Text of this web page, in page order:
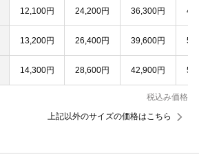
12,100円 24,200円 36,300円
13,200円 26,400円 39,600円
14,300円 28,600円 42,900円
税込み価格
上記以外のサイズの価格はこちら